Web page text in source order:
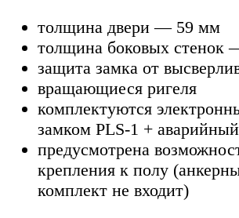
толщина двери — 59 мм
толщина боковых стенок
защита замка от
вращающиеся ригеля
комплектуются
замком PLS-1 +
предусмотрена
крепления к полу
комплект не входит)